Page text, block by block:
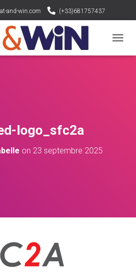
and-win.com (+33)681757437
logo_sfc2a
on 23 septembre 2025